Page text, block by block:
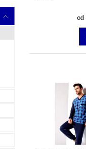
od